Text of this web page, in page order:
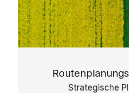
Strategische